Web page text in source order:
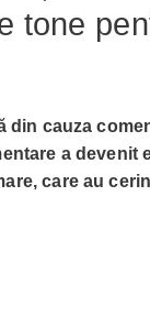
tone
din cauza
a devenit
care au